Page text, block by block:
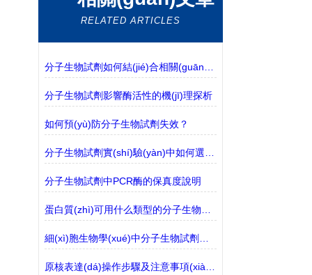
RELATED ARTICLES
分子生物試劑影響酶活性的機(jī)理探析
如何預(yù)防分子生物試劑失效？
分子生物試劑中PCR酶的保真度說明